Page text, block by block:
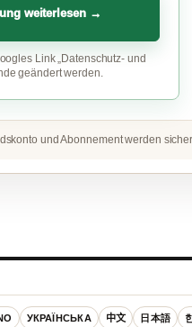
weiterlesen →
Link „Datenschutz- und
geändert werden.
und Abonnement werden
УКРАЇНСЬКА 中文 日本語